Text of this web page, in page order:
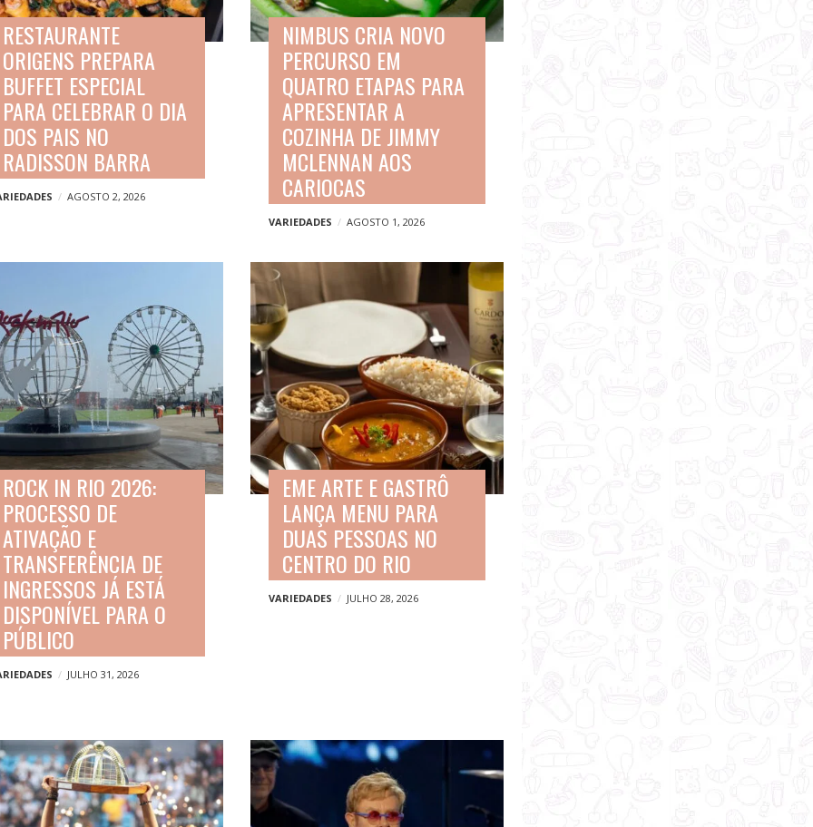
RESTAURANTE
ORIGENS PREPARA
BUFFET ESPECIAL
PARA CELEBRAR O DIA
DOS PAIS NO
RADISSON BARRA
AGOSTO 2, 2026
NIMBUS CRIA NOVO
PERCURSO EM
QUATRO ETAPAS PARA
APRESENTAR A
COZINHA DE JIMMY
MCLENNAN AOS
CARIOCAS
VARIEDADES AGOSTO 1, 2026
ROCK IN RIO 2026:
PROCESSO DE
ATIVAÇÃO E
TRANSFERÊNCIA DE
INGRESSOS JÁ ESTÁ
DISPONÍVEL PARA O
PÚBLICO
JULHO 31, 2026
EME ARTE E GASTRÔ
LANÇA MENU PARA
DUAS PESSOAS NO
CENTRO DO RIO
VARIEDADES JULHO 28, 2026